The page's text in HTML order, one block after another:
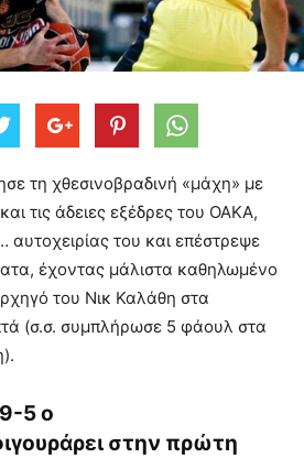
τη χθεσινοβραδινή «μάχη» με
τις άδειες εξέδρες του ΟΑΚΑ,
αυτοχειρίας του και επέστρεψε
έχοντας μάλιστα καθηλωμένο
του Νικ Καλάθη στα
(σ.σ. συμπλήρωσε 5 φάουλ στα
5 ο
στην πρώτη